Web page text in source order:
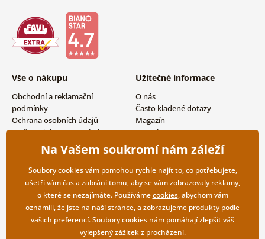
Vše o nákupu
Obchodní a reklamační
podmínky
Ochrana osobních údajů
Možnosti dopravy a platby
Vrácení zboží
Užitečné informace
O nás
Často kladené dotazy
Magazín
Kontakty
Velkoobchodní spolupráce
Na Vašem soukromí nám záleží
Soubory cookies vám pomohou rychle najít to, co potřebujete,
ušetří vám čas a zabrání tomu, aby se vám zobrazovaly reklamy,
o které se nezajímáte. Používámecookies, abychom vám
oznámili, že jste na naší stránce, a zobrazujeme produkty podle
vašich preferencí. Soubory cookies nám pomáhají zlepšit váš
vylepšený zážitek z procházení.